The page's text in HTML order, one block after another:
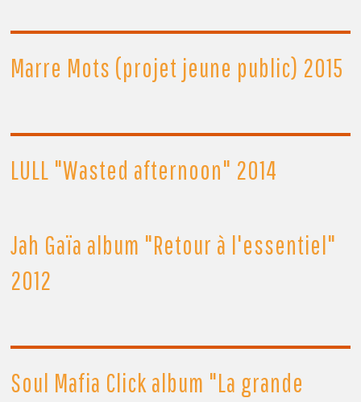
Marre Mots (projet jeune public) 2015
LULL "Wasted afternoon" 2014
Jah Gaïa album "Retour à l'essentiel"
2012
Soul Mafia Click album "La grande